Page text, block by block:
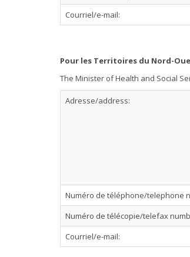
Courriel/e-mail:
Pour les Territoires du Nord-
The Minister of Health and Social
Adresse/address:
Numéro de téléphone/telephone
Numéro de télécopie/telefax
Courriel/e-mail: